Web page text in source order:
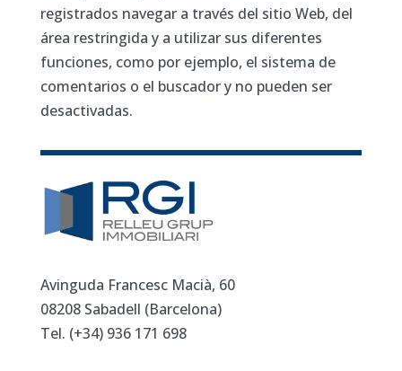
registrados navegar a través del sitio Web, del
área restringida y a utilizar sus diferentes
funciones, como por ejemplo, el sistema de
comentarios o el buscador y no pueden ser
desactivadas.
Avinguda Francesc Macià, 60
08208 Sabadell (Barcelona)
Tel. (+34) 936 171 698